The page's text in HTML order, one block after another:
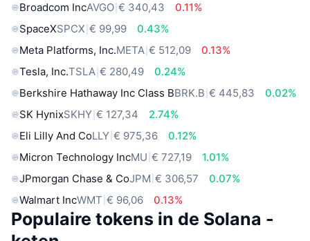
Broadcom IncAVGO € 340,43
0.11%
SpaceXSPCX € 99,99
0.43%
Meta Platforms, Inc.META € 512,09
0.13%
Tesla, Inc.TSLA € 280,49
0.24%
Berkshire Hathaway Inc Class BBRK.B € 445,83
0.02%
SK HynixSKHY € 127,34
2.74%
Eli Lilly And CoLLY € 975,36
0.12%
Micron Technology IncMU € 727,19
1.01%
JPmorgan Chase & CoJPM € 306,57
0.07%
Walmart IncWMT € 96,06 0.13%
Populaire tokens in de Solana -